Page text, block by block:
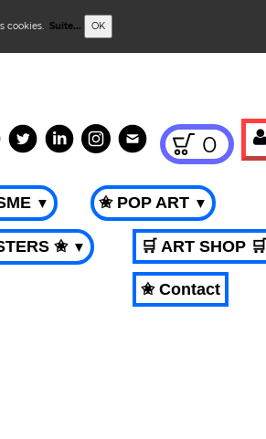
cookies. Suite... OK
0
▼ ✬ POP ART ▼
✬ ▼ 🛒 ART SHOP 🛒
✬ Contact